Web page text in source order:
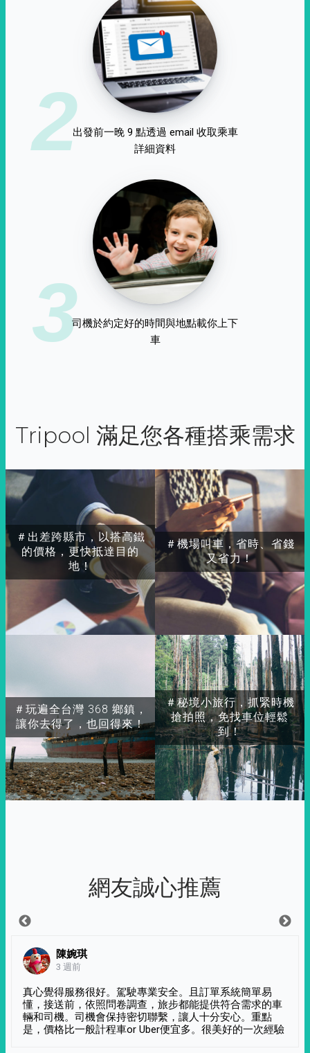
2出發前一晚 9 點透過 email 收取乘車
詳細資料
3司機於約定好的時間與地點載你上下
車
Tripool 滿足您各種搭乘需求
＃出差跨縣市，以搭高鐵
的價格，更快抵達目的
地！
＃玩遍全台灣 368 鄉鎮，
讓你去得了，也回得來！
＃秘境小旅行，抓緊時機
搶拍照，免找車位輕鬆
到！
＃機場叫車，省時、省錢
又省力！
網友誠心推薦
陳婉琪
3 週前
真心覺得服務很好。駕駛專業安全。且訂單系統簡單易
懂，接送前，依照問卷調查，旅步都能提供符合需求的車
輛和司機。司機會保持密切聯繫，讓人十分安心。重點
是，價格比一般計程車or Uber便宜多。很美好的一次經驗